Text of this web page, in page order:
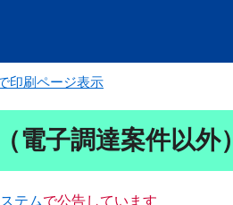
印刷ページ表示
電子調達案件以外）
テムで公告しています